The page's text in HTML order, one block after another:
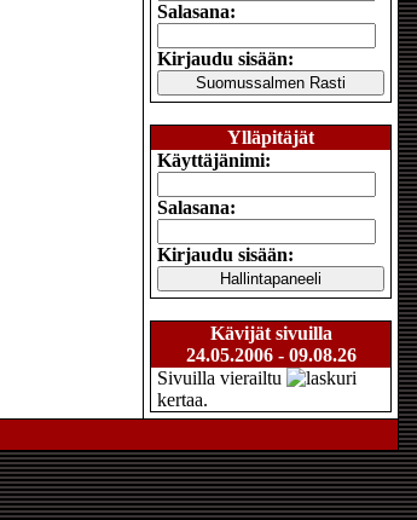
Salasana:
Kirjaudu sisään:
Ylläpitäjät
Käyttäjänimi:
Salasana:
Kirjaudu sisään:
Kävijät sivuilla
24.05.2006 - 09.08.26
Sivuilla vierailtu
kertaa.